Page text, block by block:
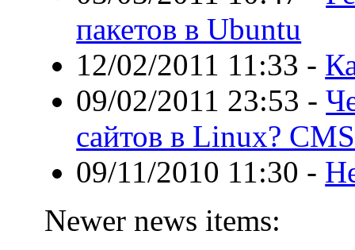
пакетов в Ubuntu
12/02/2011 11:33 -
09/02/2011 23:53 -
сайтов в Linux?
09/11/2010 11:30 -
Newer news items: